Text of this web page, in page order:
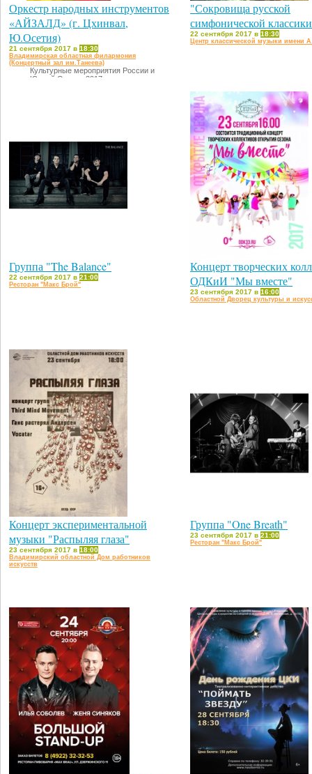
Оркестр народных инструментов
«АЙЗАЛД» (г. Цхинвал,
Ю.Осетия)
21 сентября 2017 в 18:30
Владимирская областная филармония
(Концертный зал им.Танеева)
Культурныe мероприятия России и
Южной Осетии 2017
"Сокровища русской
симфонической
22 сентября 2017 в 18:30
Центр классической музыки имени
Группа "The Balance"
22 сентября 2017 в 21:00
Ресторан "Макс Брой"
Концерт творческих
ОДКиИ "Мы вместе"
23 сентября 2017 в 16:00
Областной Дворец культуры и
Концерт экспериментальной
музыки "Распыляя глаза"
23 сентября 2017 в 18:00
Владимирский областной Дом работников
искусств
Группа "One Breath"
23 сентября 2017 в 21:00
Ресторан "Макс Брой"